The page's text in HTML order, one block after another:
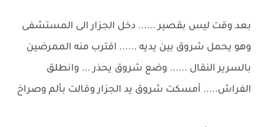
بعد وقت ليس بقصير ...... دخل الجزار الى المستشفى
وهو يحمل شروق بين يديه ...... اقترب منه الممرضين
بالسرير النقال ...... وضع شروق يحذر ... وانطلق
الفراش..... أمسكت شروق يد الجزار وقالت بألم وصراخ